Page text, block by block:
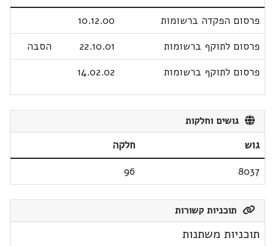
פרסום הפקדה ברשומות
10.12.00
פרסום לתוקף ברשומות
22.10.01
הסבה
פרסום לתוקף ברשומות
14.02.02
גושים וחלקות
גוש
חלקה
8037
96
תוכניות קשורות
תוכניות משתנות